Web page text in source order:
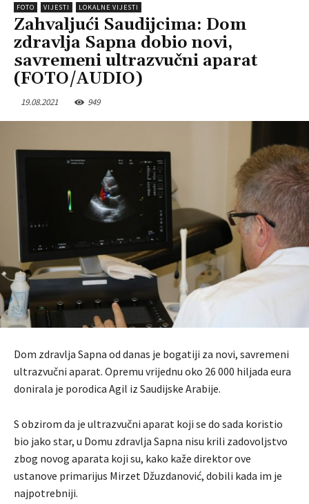
FOTO VIJESTI LOKALNE VIJESTI
Zahvaljući Saudijcima: Dom
zdravlja Sapna dobio novi,
savremeni ultrazvučni aparat
(FOTO/AUDIO)
19.08.2021 949
Dom zdravlja Sapna od danas je bogatiji za novi, savremeni
ultrazvučni aparat. Opremu vrijednu oko 26 000 hiljada eura
donirala je porodica Agil iz Saudijske Arabije.
S obzirom da je ultrazvučni aparat koji se do sada koristio
bio jako star, u Domu zdravlja Sapna nisu krili zadovoljstvo
zbog novog aparata koji su, kako kaže direktor ove
ustanove primarijus Mirzet Džuzdanović, dobili kada im je
najpotrebniji.